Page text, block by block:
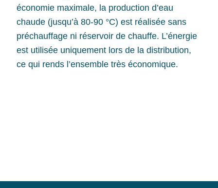
économie maximale, la production d’eau
chaude (jusqu’à 80-90 °C) est réalisée sans
préchauffage ni réservoir de chauffe. L’énergie
est utilisée uniquement lors de la distribution,
ce qui rends l’ensemble très économique.